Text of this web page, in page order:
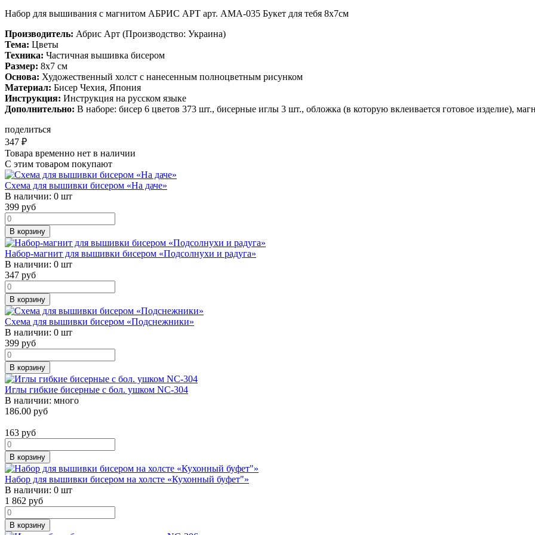
Набор для вышивания с магнитом АБРИС АРТ арт. AMA-035 Букет для тебя 8х7см
Производитель: Абрис Арт (Производство: Украина)
Тема: Цветы
Техника: Частичная вышивка бисером
Размер: 8х7 см
Основа: Художественный холст с нанесенным полноцветным рисунком
Материал: Бисер Чехия, Япония
Инструкция: Инструкция на русском языке
Дополнительно: В наборе: бисер 6 цветов 373 шт., бисерные иглы 3 шт., обложка (в которую вклеивается готовое изделие),
поделиться
347 ₽
Товара временно нет в наличии
С этим товаром покупают
Схема для вышивки бисером «На даче»
В наличии: 0 шт
399 руб
В корзину
Набор-магнит для вышивки бисером «Подсолнухи и радуга»
В наличии: 0 шт
347 руб
В корзину
Схема для вышивки бисером «Подснежники»
В наличии: 0 шт
399 руб
В корзину
Иглы гибкие бисерные с бол. ушком NС-304
В наличии: много
186.00 руб
163 руб
В корзину
Набор для вышивки бисером на холсте «Кухонный буфет"»
В наличии: 0 шт
1 862 руб
В корзину